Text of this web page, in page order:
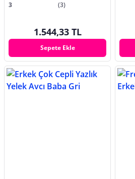
3
(3)
1.544,33 TL
Sepete Ekle